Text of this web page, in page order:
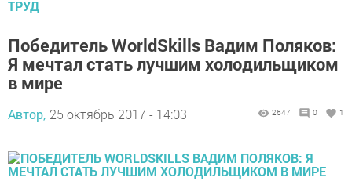
ТРУД
Победитель WorldSkills Вадим Поляков:
Я мечтал стать лучшим холодильщиком
в мире
Автор, 25 октябрь 2017 - 14:03 2647 0 1